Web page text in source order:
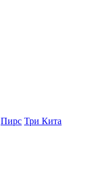
Пирс Три Кита